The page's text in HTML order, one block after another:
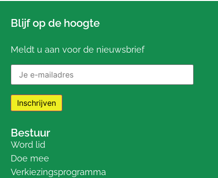
Blijf op de hoogte
Meldt u aan voor de nieuwsbrief
Bestuur
Word lid
Doe mee
Verkiezingsprogramma